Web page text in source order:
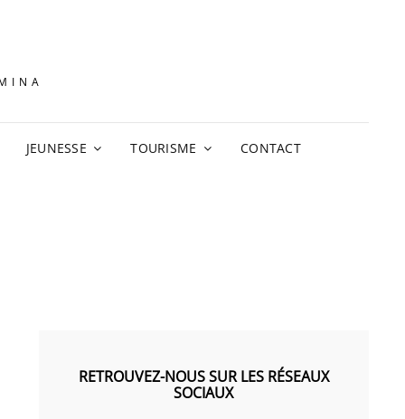
JEUNESSE TOURISME CONTACT
RETROUVEZ-NOUS SUR LES RÉSEAUX
SOCIAUX